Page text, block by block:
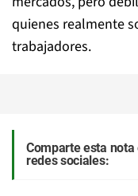
quienes realmente
trabajadores.
Comparte esta nota
redes sociales: